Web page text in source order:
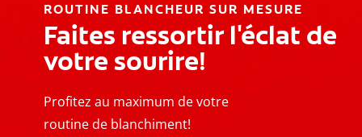
ROUTINE BLANCHEUR SUR MESURE
Faites ressortir l'éclat de
votre sourire!
Profitez au maximum de votre
routine de blanchiment!